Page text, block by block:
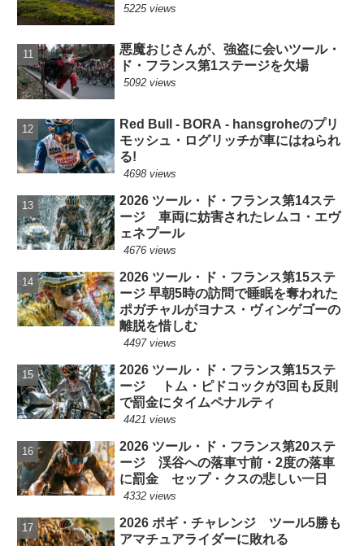
5225 views
悪魔おじさんが、強盗に会いツール・
ド・フランス第1ステージを欠場
5092 views
Red Bull - BORA - hansgroheのプリ
モッシュ・ログリッチが車にはねられ
る!
4698 views
2026 ツール・ド・フランス第14ステ
ージ 車両に妨害されたレムコ・エヴ
ェネプール
4676 views
2026 ツール・ド・フランス第15ステ
ージ 早朝5時の訪問で睡眠を奪われた
ポガチャルがヨナス・ヴィンゲゴーの
離脱を惜しむ
4497 views
2026 ツール・ド・フランス第15ステ
ージ トム・ピドコックが3回も反則
で罰金にタイムペナルティ
4421 views
2026 ツール・ド・フランス第20ステ
ージ 渓谷への落車寸前・2度の落車
に罰金 セップ・クスの悲しい一日
4332 views
2026 ポギ・チャレンジ ツール5勝も
アマチュアライダーに敗れる